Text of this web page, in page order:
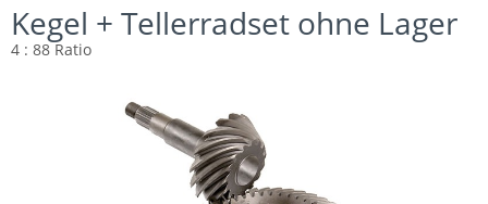
Kegel + Tellerradset ohne Lager
4 : 88 Ratio